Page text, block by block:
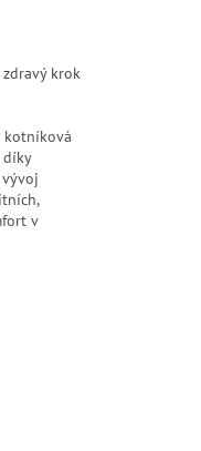
krok
kotníková
v